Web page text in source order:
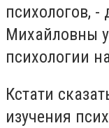
психологов,
Михайловны
психологии
Кстати
изучения